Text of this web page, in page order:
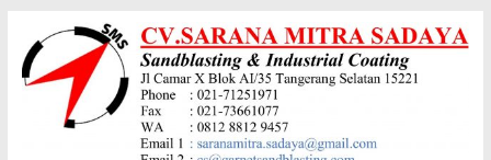
content